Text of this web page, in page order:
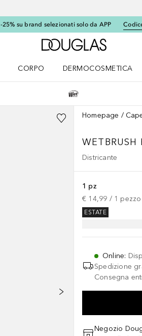
-25% su brand selezionati solo da APP
A Douglas
CORPO
DERMOCOSMETICA
Homepage
WETBRUSH
Districante
1 pz
€ 14,99 / 1 pezzo
ESTATE
Online:
Spedizione
Consegna
Negozio